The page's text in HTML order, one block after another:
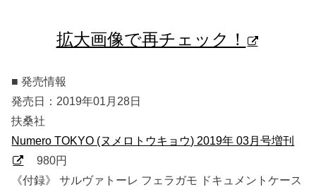
拡大画像で再チェック！
■ 発売情報
発売日：2019年01月28日
扶桑社
Numero TOKYO (ヌメロトウキョウ) 2019年 03月号増刊
980円
《付録》 サルヴァトーレ フェラガモ ドキュメントケース